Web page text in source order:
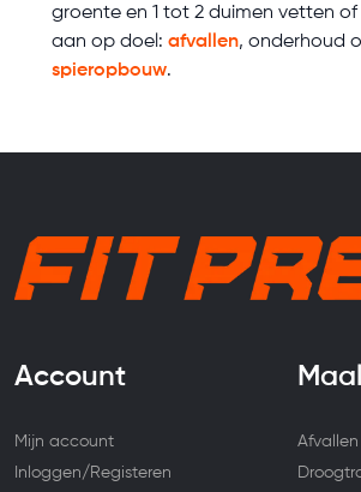
groente en 1 tot 2 duimen vetten of
aan op doel: afvallen, onderhoud
spieropbouw.
Account
Mijn account
Inloggen/Registeren
Afvallen